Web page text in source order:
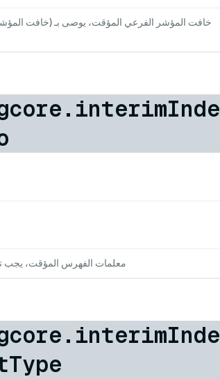
خافت المؤشر الفرعي المؤقت، يوصى بـ (خافت
معلمات الفهرس المؤقت، يجب